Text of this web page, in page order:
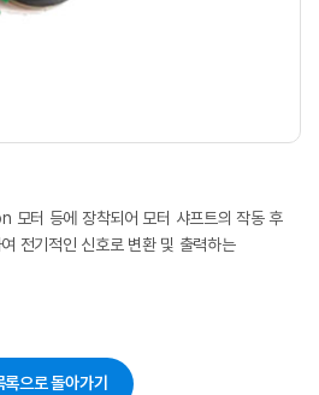
터 등에 장착되어 모터 샤프트의 작동 후
전기적인 신호로 변환 및 출력하는
록으로 돌아가기